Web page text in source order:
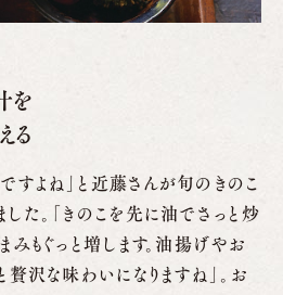
を
る
すよね」と近藤さんが旬のきのこ
した。「きのこを先に油でさっと炒
みもぐっと増します。油揚げやお
贅沢な味わいになりますね」。お